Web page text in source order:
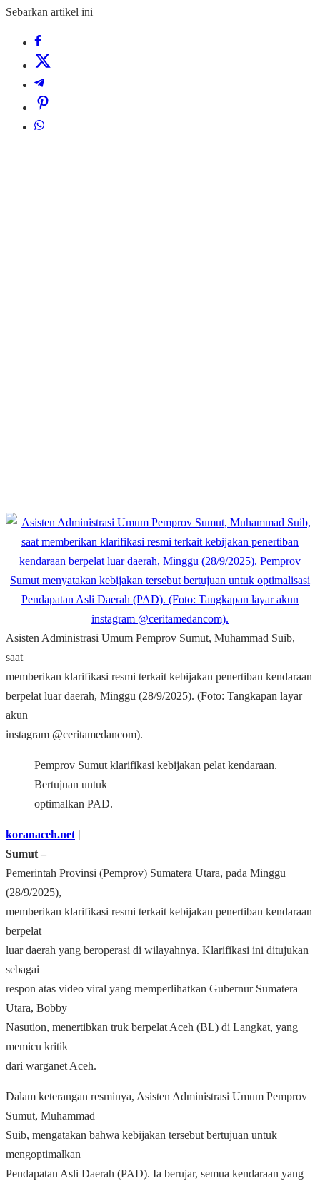
Sebarkan artikel ini
Asisten Administrasi Umum Pemprov Sumut, Muhammad Suib,
saat
memberikan klarifikasi resmi terkait kebijakan penertiban kendaraan
berpelat luar daerah, Minggu (28/9/2025). (Foto: Tangkapan layar
akun
instagram @ceritamedancom).
Pemprov Sumut klarifikasi kebijakan pelat kendaraan.
Bertujuan untuk
optimalkan PAD.
koranaceh.net |
Sumut –
Pemerintah Provinsi (Pemprov) Sumatera Utara, pada Minggu
(28/9/2025),
memberikan klarifikasi resmi terkait kebijakan penertiban kendaraan
berpelat
luar daerah yang beroperasi di wilayahnya. Klarifikasi ini ditujukan
sebagai
respon atas video viral yang memperlihatkan Gubernur Sumatera
Utara, Bobby
Nasution, menertibkan truk berpelat Aceh (BL) di Langkat, yang
memicu kritik
dari warganet Aceh.
Dalam keterangan resminya, Asisten Administrasi Umum Pemprov
Sumut, Muhammad
Suib, mengatakan bahwa kebijakan tersebut bertujuan untuk
mengoptimalkan
Pendapatan Asli Daerah (PAD). Ia berujar, semua kendaraan yang